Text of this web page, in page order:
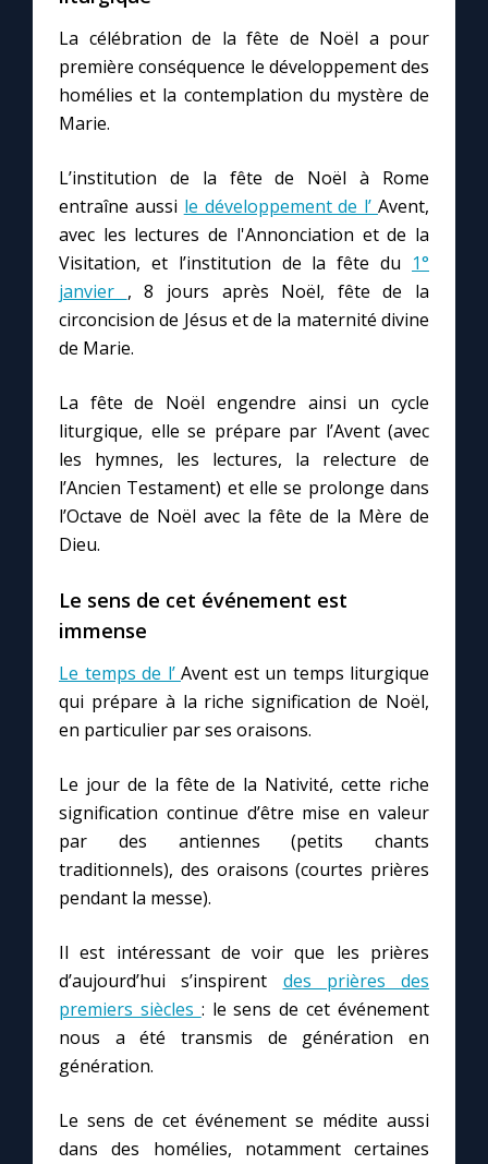
La célébration de la fête de Noël a pour
première conséquence le développement des
homélies et la contemplation du mystère de
Marie.
L’institution de la fête de Noël à Rome
entraîne aussi le développement de l’Avent,
avec les lectures de l'Annonciation et de la
Visitation, et l’institution de la fête du 1°
janvier , 8 jours après Noël, fête de la
circoncision de Jésus et de la maternité divine
de Marie.
La fête de Noël engendre ainsi un cycle
liturgique, elle se prépare par l’Avent (avec
les hymnes, les lectures, la relecture de
l’Ancien Testament) et elle se prolonge dans
l’Octave de Noël avec la fête de la Mère de
Dieu.
Le sens de cet événement est
immense
Le temps de l’ Avent est un temps liturgique
qui prépare à la riche signification de Noël,
en particulier par ses oraisons.
Le jour de la fête de la Nativité, cette riche
signification continue d’être mise en valeur
par des antiennes (petits chants
traditionnels), des oraisons (courtes prières
pendant la messe).
Il est intéressant de voir que les prières
d’aujourd’hui s’inspirent des prières des
premiers siècles : le sens de cet événement
nous a été transmis de génération en
génération.
Le sens de cet événement se médite aussi
dans des homélies, notamment certaines